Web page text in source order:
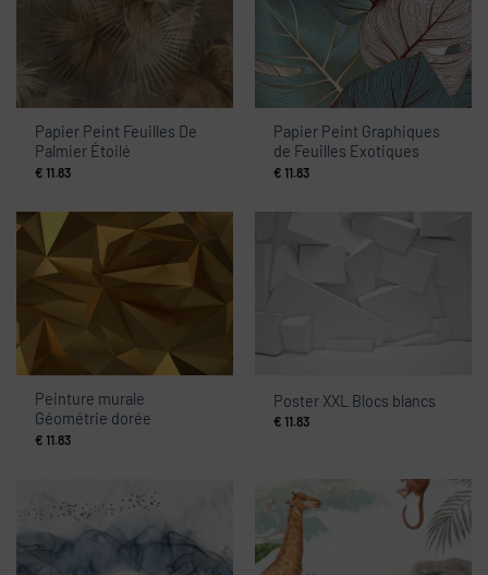
Papier Peint Feuilles De
Palmier Étoilé
€ 11.83
Papier Peint Graphiques
de Feuilles Exotiques
€ 11.83
Peinture murale
Géométrie dorée
€ 11.83
Poster XXL Blocs blancs
€ 11.83